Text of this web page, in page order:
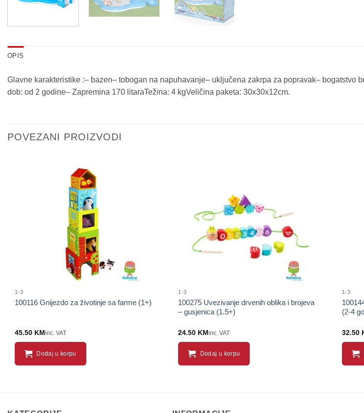
OPIS
Glavne karakteristike :– bazen– tobogan na napuhavanje– uključena zakrpa za popravak–
dob: od 2 godine– Zapremina 170 litaraTežina: 4 kgVeličina paketa: 30x30x12cm.
POVEZANI PROIZVODI
1-3
100116 Gnijezdo za životinje sa farme (1+)
45.50 KMinc. VAT
Dodaj u korpu
1-3
100275 Uvezivanje drvenih oblika i brojeva
– gusjenica (1.5+)
24.50 KMinc. VAT
Dodaj u korpu
1-3
(2-4
32.50